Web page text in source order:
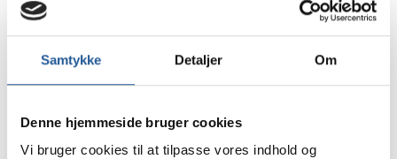
Samtykke Detaljer Om
Denne hjemmeside bruger cookies
Vi bruger cookies til at tilpasse vores indhold og
Vordingborg
Udfyld formularen for at tilmelde dig til